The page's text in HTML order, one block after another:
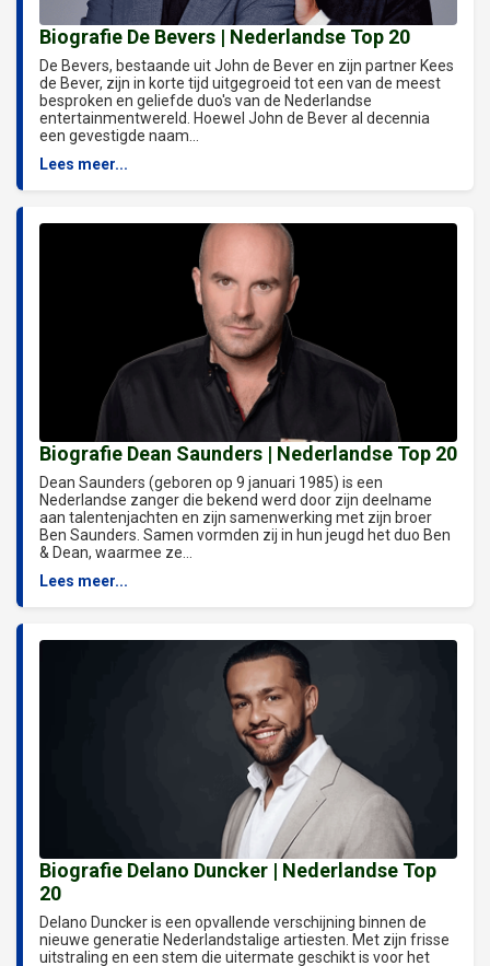
Biografie De Bevers | Nederlandse Top 20
De Bevers, bestaande uit John de Bever en zijn partner Kees
de Bever, zijn in korte tijd uitgegroeid tot een van de meest
besproken en geliefde duo's van de Nederlandse
entertainmentwereld. Hoewel John de Bever al decennia
een gevestigde naam...
Lees meer...
Biografie Dean Saunders | Nederlandse Top 20
Dean Saunders (geboren op 9 januari 1985) is een
Nederlandse zanger die bekend werd door zijn deelname
aan talentenjachten en zijn samenwerking met zijn broer
Ben Saunders. Samen vormden zij in hun jeugd het duo Ben
& Dean, waarmee ze...
Lees meer...
Biografie Delano Duncker | Nederlandse Top
20
Delano Duncker is een opvallende verschijning binnen de
nieuwe generatie Nederlandstalige artiesten. Met zijn frisse
uitstraling en een stem die uitermate geschikt is voor het